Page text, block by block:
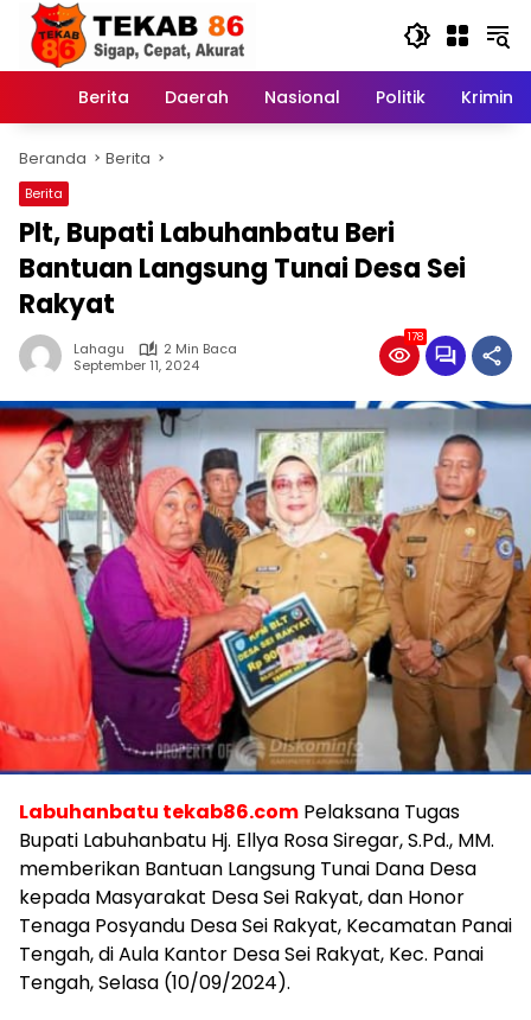
Langsung
konten
Home
Berita Daerah Nasional Politik Kriminal
Beranda Berita
Berita
Plt, Bupati Labuhanbatu Beri
Bantuan Langsung Tunai Desa Sei
Rakyat
Lahagu
2 Min Baca
September 11, 2024
178
Labuhanbatu tekab86.com Pelaksana Tugas
Bupati Labuhanbatu Hj. Ellya Rosa Siregar, S.Pd., MM.
memberikan Bantuan Langsung Tunai Dana Desa
kepada Masyarakat Desa Sei Rakyat, dan Honor
Tenaga Posyandu Desa Sei Rakyat, Kecamatan Panai
Tengah, di Aula Kantor Desa Sei Rakyat, Kec. Panai
Tengah, Selasa (10/09/2024).